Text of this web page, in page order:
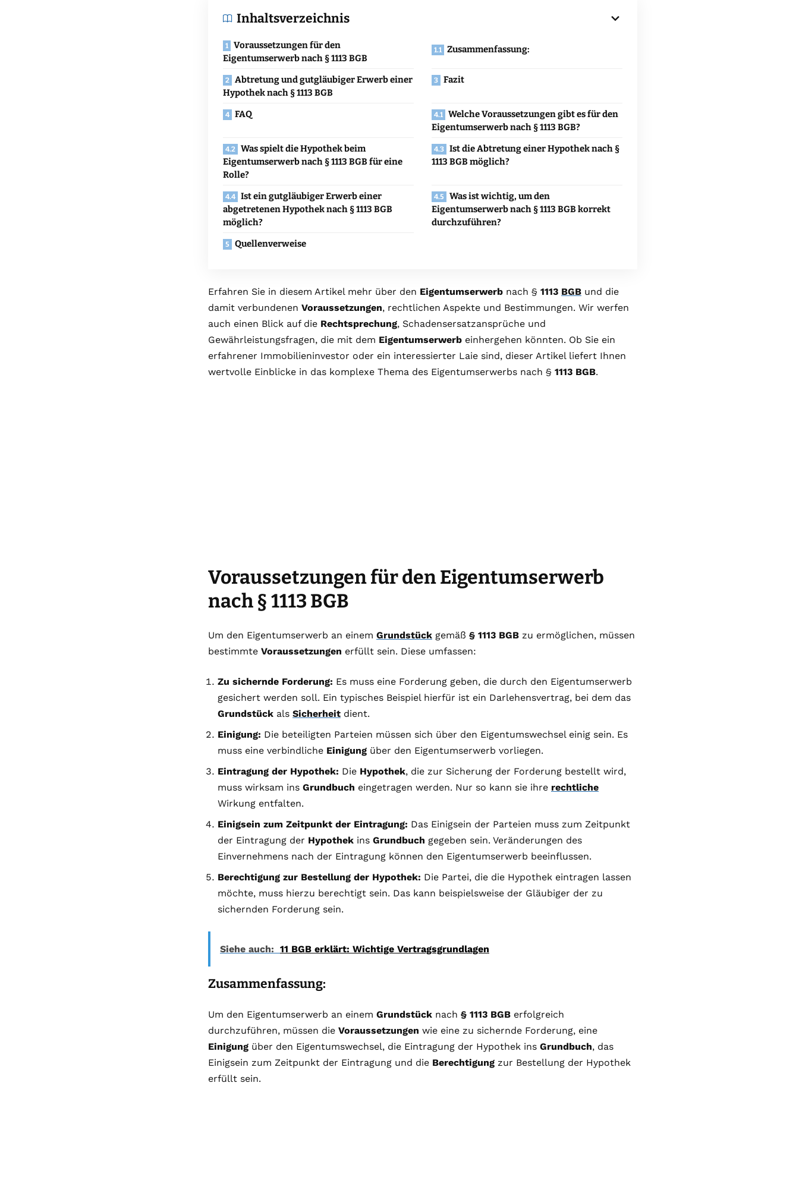
Inhaltsverzeichnis
Voraussetzungen für den
Eigentumserwerb nach § 1113 BGB
Zusammenfassung:
Abtretung und gutgläubiger Erwerb einer
Hypothek nach § 1113 BGB
Fazit
FAQ
Welche Voraussetzungen gibt es für den
Eigentumserwerb nach § 1113 BGB?
Was spielt die Hypothek beim
Eigentumserwerb nach § 1113 BGB für eine
Rolle?
Ist die Abtretung einer Hypothek nach §
1113 BGB möglich?
Ist ein gutgläubiger Erwerb einer
abgetretenen Hypothek nach § 1113 BGB
möglich?
Was ist wichtig, um den
Eigentumserwerb nach § 1113 BGB korrekt
durchzuführen?
Quellenverweise
Erfahren Sie in diesem Artikel mehr über den Eigentumserwerb nach § 1113 BGB und die
damit verbundenen Voraussetzungen, rechtlichen Aspekte und Bestimmungen. Wir werfen
auch einen Blick auf die Rechtsprechung, Schadensersatzansprüche und
Gewährleistungsfragen, die mit dem Eigentumserwerb einhergehen könnten. Ob Sie ein
erfahrener Immobilieninvestor oder ein interessierter Laie sind, dieser Artikel liefert Ihnen
wertvolle Einblicke in das komplexe Thema des Eigentumserwerbs nach § 1113 BGB.
Voraussetzungen für den Eigentumserwerb
nach § 1113 BGB
Um den Eigentumserwerb an einem Grundstück gemäß § 1113 BGB zu ermöglichen, müssen
bestimmte Voraussetzungen erfüllt sein. Diese umfassen:
Zu sichernde Forderung: Es muss eine Forderung geben, die durch den Eigentumserwerb
gesichert werden soll. Ein typisches Beispiel hierfür ist ein Darlehensvertrag, bei dem das
Grundstück als Sicherheit dient.
Einigung: Die beteiligten Parteien müssen sich über den Eigentumswechsel einig sein. Es
muss eine verbindliche Einigung über den Eigentumserwerb vorliegen.
Eintragung der Hypothek: Die Hypothek, die zur Sicherung der Forderung bestellt wird,
muss wirksam ins Grundbuch eingetragen werden. Nur so kann sie ihre rechtliche
Wirkung entfalten.
Einigsein zum Zeitpunkt der Eintragung: Das Einigsein der Parteien muss zum Zeitpunkt
der Eintragung der Hypothek ins Grundbuch gegeben sein. Veränderungen des
Einvernehmens nach der Eintragung können den Eigentumserwerb beeinflussen.
Berechtigung zur Bestellung der Hypothek: Die Partei, die die Hypothek eintragen lassen
möchte, muss hierzu berechtigt sein. Das kann beispielsweise der Gläubiger der zu
sichernden Forderung sein.
Siehe auch: 11 BGB erklärt: Wichtige Vertragsgrundlagen
Zusammenfassung:
Um den Eigentumserwerb an einem Grundstück nach § 1113 BGB erfolgreich
durchzuführen, müssen die Voraussetzungen wie eine zu sichernde Forderung, eine
Einigung über den Eigentumswechsel, die Eintragung der Hypothek ins Grundbuch, das
Einigsein zum Zeitpunkt der Eintragung und die Berechtigung zur Bestellung der Hypothek
erfüllt sein.